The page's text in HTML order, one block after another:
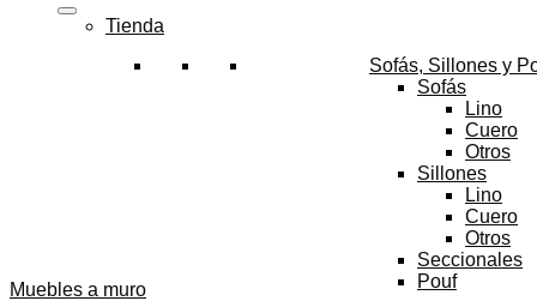
Tienda
Sofás, Sillones y
Sofás
Lino
Cuero
Otros
Sillones
Lino
Cuero
Otros
Seccionales
Pouf
Muebles a muro